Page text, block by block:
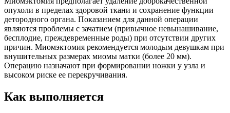
опухоли в пределах здоровой ткани и сохранение функции
детородного органа. Показанием для данной операции
являются проблемы с зачатием (привычное невынашивание,
бесплодие, преждевременные роды) при отсутствии других
причин. Миомэктомия рекомендуется молодым девушкам при
внушительных размерах миомы матки (более 20 мм).
Операцию назначают при формировании ножки у узла и
высоком риске ее перекручивания.
Как выполняется